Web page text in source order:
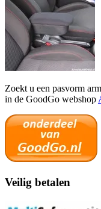
Zoekt u een pasvorm
in de GoodGo webshop
Veilig betalen